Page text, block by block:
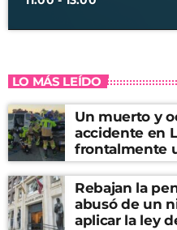
LO MÁS LEÍDO
Un muerto y
accidente en
frontalmente
Rebajan la
abusó de un
aplicar la ley